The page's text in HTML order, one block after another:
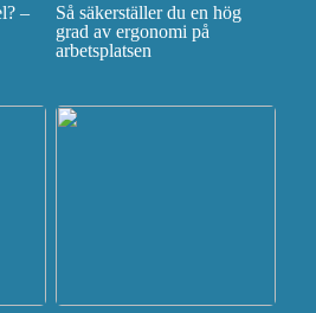
–
Så säkerställer du en hög
grad av ergonomi på
arbetsplatsen